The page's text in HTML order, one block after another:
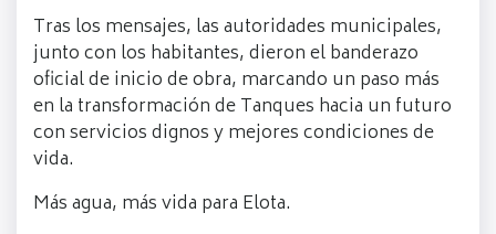
Tras los mensajes, las autoridades municipales,
junto con los habitantes, dieron el banderazo
oficial de inicio de obra, marcando un paso más
en la transformación de Tanques hacia un futuro
con servicios dignos y mejores condiciones de
vida.
Más agua, más vida para Elota.